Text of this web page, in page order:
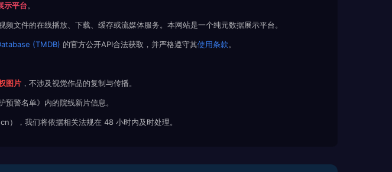
示平台。
频文件的在线播放、下载、缓存或流媒体服务。本网站是一个纯元数据展示平台。
(TMDB) 的官方公开API合法获取，并严格遵守其使用条款。
图片 ，不涉及视觉作品的复制与传播。
警名单》内的院线新片信息。
），我们将依据相关法规在 48 小时内及时处理。